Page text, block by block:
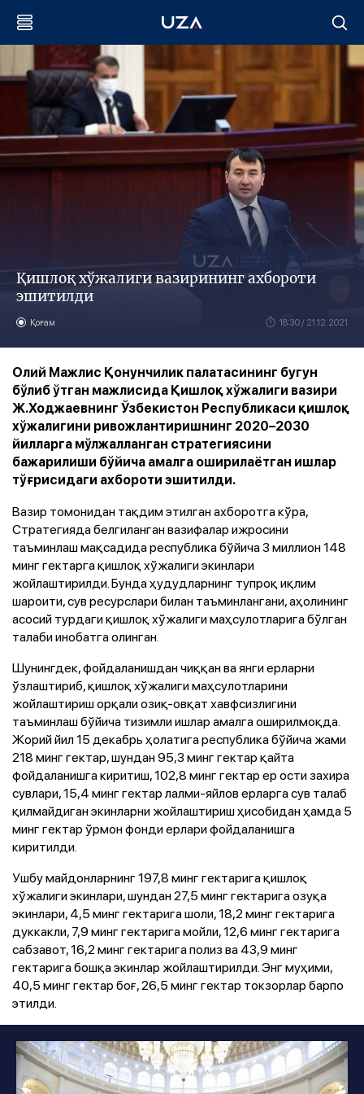
Қишлоқ хўжалиги вазирининг ахбороти
эшитилди
Қоғам 18:30 / 21.12.2021
Олий Мажлис Қонунчилик палатасининг бугун
бўлиб ўтган мажлисида Қишлоқ хўжалиги вазири
Ж.Ходжаевнинг Ўзбекистон Республикаси қишлоқ
хўжалигини ривожлантиришнинг 2020–2030
йилларга мўлжалланган стратегиясини
бажарилиши бўйича амалга оширилаётган ишлар
тўғрисидаги ахбороти эшитилди.
Вазир томонидан тақдим этилган ахборотга кўра,
Стратегияда белгиланган вазифалар ижросини
таъминлаш мақсадида республика бўйича 3 миллион 148
минг гектарга қишлоқ хўжалиги экинлари
жойлаштирилди. Бунда ҳудудларнинг тупроқ иқлим
шароити, сув ресурслари билан таъминлангани, аҳолининг
асосий турдаги қишлоқ хўжалиги маҳсулотларига бўлган
талаби инобатга олинган.
Шунингдек, фойдаланишдан чиққан ва янги ерларни
ўзлаштириб, қишлоқ хўжалиги маҳсулотларини
жойлаштириш орқали озиқ-овқат хавфсизлигини
таъминлаш бўйича тизимли ишлар амалга оширилмоқда.
Жорий йил 15 декабрь ҳолатига республика бўйича жами
218 минг гектар, шундан 95,3 минг гектар қайта
фойдаланишга киритиш, 102,8 минг гектар ер ости захира
сувлари, 15,4 минг гектар лалми-яйлов ерларга сув талаб
қилмайдиган экинларни жойлаштириш ҳисобидан ҳамда 5
минг гектар ўрмон фонди ерлари фойдаланишга
киритилди.
Ушбу майдонларнинг 197,8 минг гектарига қишлоқ
хўжалиги экинлари, шундан 27,5 минг гектарига озуқа
экинлари, 4,5 минг гектарига шоли, 18,2 минг гектарига
дуккакли, 7,9 минг гектарига мойли, 12,6 минг гектарига
сабзавот, 16,2 минг гектарига полиз ва 43,9 минг
гектарига бошқа экинлар жойлаштирилди. Энг муҳими,
40,5 минг гектар боғ, 26,5 минг гектар токзорлар барпо
этилди.